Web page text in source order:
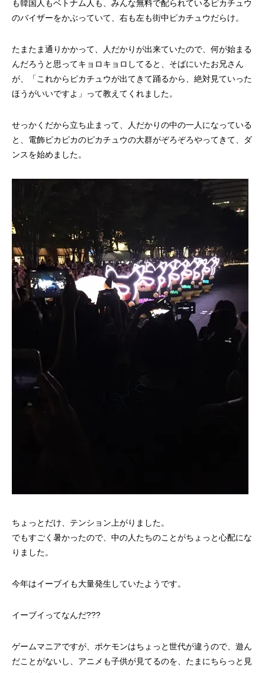
も韓国人もベトナム人も、みんな無料で配られているピカチュウ
のバイザーをかぶっていて、右も左も街中ピカチュウだらけ。
たまたま通りかかって、人だかりが出来ていたので、何が始まる
んだろうと思ってキョロキョロしてると、そばにいたお兄さん
が、「これからピカチュウが出てきて踊るから、絶対見ていった
ほうがいいですよ」って教えてくれました。
せっかくだから立ち止まって、人だかりの中の一人になっている
と、電飾ピカピカのピカチュウの大群がぞろぞろやってきて、ダ
ンスを始めました。
ちょっとだけ、テンション上がりました。
でもすごく暑かったので、中の人たちのことがちょっと心配にな
りました。
今年はイーブイも大量発生していたようです。
イーブイってなんだ???
ゲームマニアですが、ポケモンはちょっと世代が違うので、遊ん
だことがないし、アニメも子供が見てるのを、たまにちらっと見